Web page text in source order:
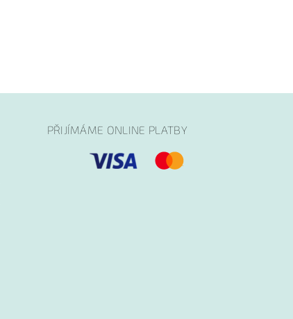
PŘIJÍMÁME ONLINE PLATBY